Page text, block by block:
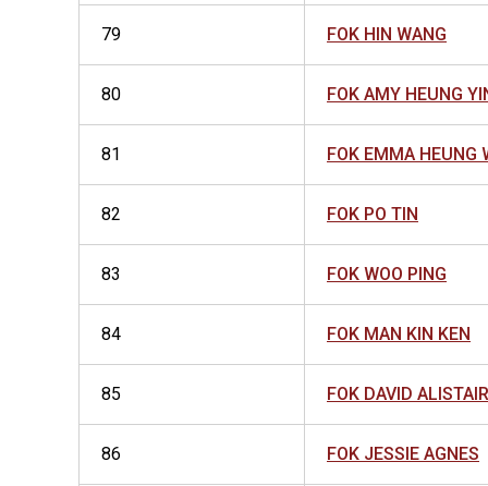
79 FOK HIN WANG
80 FOK AMY HEUNG
81 FOK EMMA HEUNG
82 FOK PO TIN
83 FOK WOO PING
84 FOK MAN KIN KEN
85 FOK DAVID ALISTAIR
86 FOK JESSIE AGNES